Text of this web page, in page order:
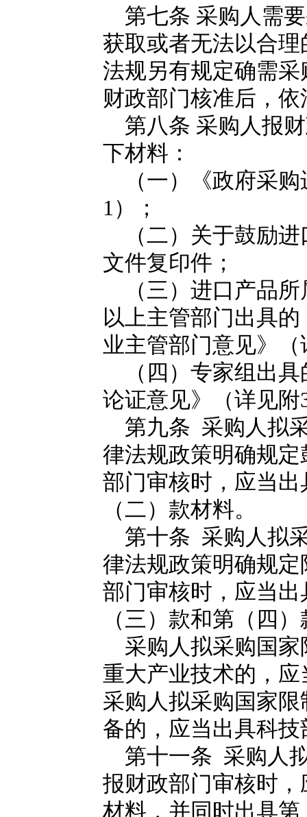
第七条 采购人需
获取或者无法以合
法规另有规定确需
财政部门核准后，
第八条 采购人报
下材料：
（一）《政府采购
1）；
（二）关于鼓励进
文件复印件；
（三）进口产品所
以上主管部门出具
业主管部门意见》（
（四）专家组出具
论证意见》（详见附
第九条 采购人拟
律法规政策明确规
部门审核时，应当
（二）款材料。
第十条 采购人拟
律法规政策明确规
部门审核时，应当
（三）款和第（四
采购人拟采购国家
重大产业技术的，
采购人拟采购国家
备的，应当出具科
第十一条 采购人
报财政部门审核时
材料，并同时出具